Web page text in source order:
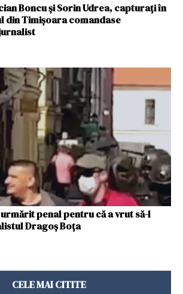
Boncu și Sorin Udrea, capturați în
din Timișoara comandase
penal pentru că a vrut să-l
Dragoș Boța
CELE MAI CITITE